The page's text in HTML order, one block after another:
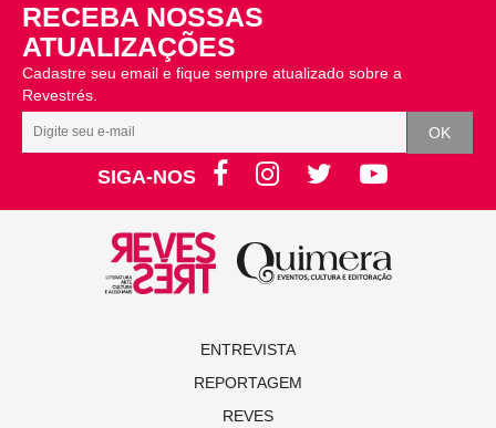
RECEBA NOSSAS
ATUALIZAÇÕES
Cadastre seu email e fique sempre atualizado sobre a
Revestrés.
SIGA-NOS
ENTREVISTA
REPORTAGEM
REVES